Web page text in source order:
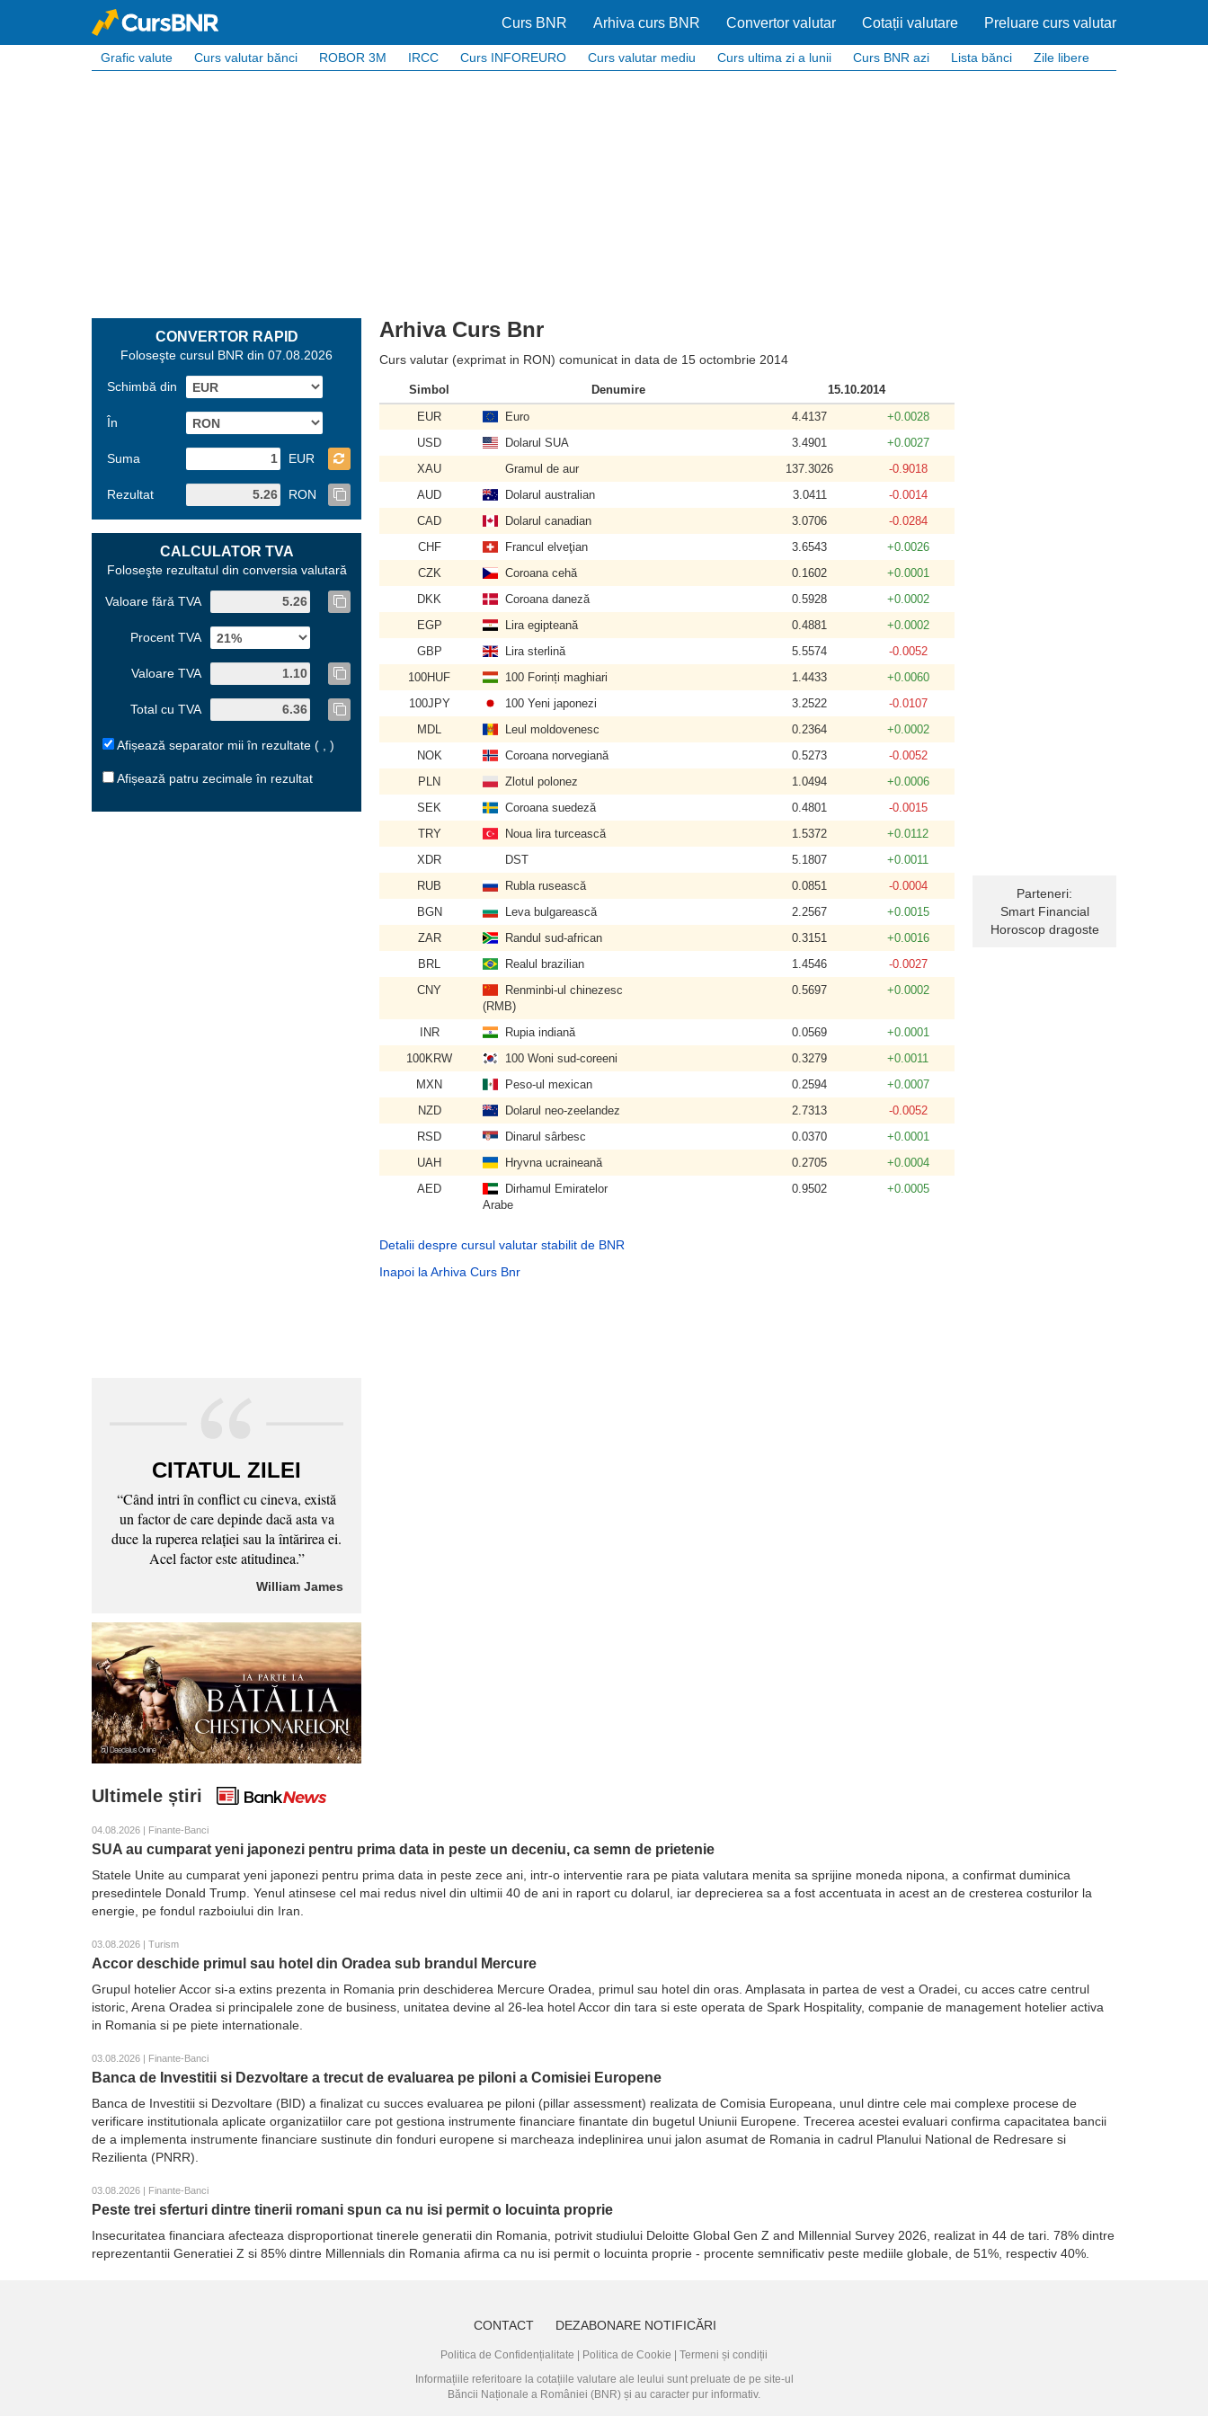
Curs BNR Arhiva curs BNR Convertor valutar Cotații valutare Preluare curs valutar
Grafic valute Curs valutar bănci ROBOR 3M IRCC Curs INFOREURO Curs valutar mediu Curs ultima zi a lunii Curs BNR azi Lista bănci Zile libere
CONVERTOR RAPID
Foloseşte cursul BNR din 07.08.2026
Schimbă din
În
Suma EUR
Rezultat RON
CALCULATOR TVA
Foloseşte rezultatul din conversia valutară
Valoare fără TVA
Procent TVA
Valoare TVA
Total cu TVA
Afișează separator mii în rezultate ( , )
Afișează patru zecimale în rezultat
CITATUL ZILEI
“Când intri în conflict cu cineva, există
un factor de care depinde dacă asta va
duce la ruperea relaţiei sau la întărirea ei.
Acel factor este atitudinea.”
William James
Arhiva Curs Bnr
Curs valutar (exprimat in RON) comunicat in data de 15 octombrie 2014
Simbol Denumire
15.10.2014
EUR
Euro 4.4137
+0.0028
USD
Dolarul SUA 3.4901
+0.0027
XAU
Gramul de aur 137.3026
-0.9018
AUD
Dolarul australian 3.0411
-0.0014
CAD
Dolarul canadian 3.0706
-0.0284
CHF
Francul elveţian 3.6543
+0.0026
CZK
Coroana cehă 0.1602
+0.0001
DKK
Coroana daneză 0.5928
+0.0002
EGP
Lira egipteană 0.4881
+0.0002
GBP
Lira sterlină 5.5574
-0.0052
100HUF
100 Forinți maghiari 1.4433
+0.0060
100JPY
100 Yeni japonezi 3.2522
-0.0107
MDL
Leul moldovenesc 0.2364
+0.0002
NOK
Coroana norvegiană 0.5273
-0.0052
PLN
Zlotul polonez 1.0494
+0.0006
SEK
Coroana suedeză 0.4801
-0.0015
TRY
Noua lira turcească 1.5372
+0.0112
XDR
DST 5.1807
+0.0011
RUB
Rubla rusească 0.0851
-0.0004
BGN
Leva bulgarească 2.2567
+0.0015
ZAR
Randul sud-african 0.3151
+0.0016
BRL
Realul brazilian 1.4546
-0.0027
CNY
Renminbi-ul chinezesc
(RMB)
0.5697 +0.0002
INR Rupia indiană 0.0569
+0.0001
100KRW
100 Woni sud-coreeni 0.3279
+0.0011
MXN
Peso-ul mexican 0.2594
+0.0007
NZD
Dolarul neo-zeelandez 2.7313
-0.0052
RSD
Dinarul sârbesc 0.0370
+0.0001
UAH
Hryvna ucraineană 0.2705
+0.0004
AED
Dirhamul Emiratelor
Arabe
0.9502 +0.0005
Detalii despre cursul valutar stabilit de BNR
Inapoi la Arhiva Curs Bnr
Parteneri:
Smart Financial
Horoscop dragoste
Ultimele știri
04.08.2026 | Finante-Banci
SUA au cumparat yeni japonezi pentru prima data in peste un deceniu, ca semn de prietenie
Statele Unite au cumparat yeni japonezi pentru prima data in peste zece ani, intr-o interventie rara pe piata valutara menita sa sprijine moneda nipona, a confirmat duminica
presedintele Donald Trump. Yenul atinsese cel mai redus nivel din ultimii 40 de ani in raport cu dolarul, iar deprecierea sa a fost accentuata in acest an de cresterea costurilor la
energie, pe fondul razboiului din Iran.
03.08.2026 | Turism
Accor deschide primul sau hotel din Oradea sub brandul Mercure
Grupul hotelier Accor si-a extins prezenta in Romania prin deschiderea Mercure Oradea, primul sau hotel din oras. Amplasata in partea de vest a Oradei, cu acces catre centrul
istoric, Arena Oradea si principalele zone de business, unitatea devine al 26-lea hotel Accor din tara si este operata de Spark Hospitality, companie de management hotelier activa
in Romania si pe piete internationale.
03.08.2026 | Finante-Banci
Banca de Investitii si Dezvoltare a trecut de evaluarea pe piloni a Comisiei Europene
Banca de Investitii si Dezvoltare (BID) a finalizat cu succes evaluarea pe piloni (pillar assessment) realizata de Comisia Europeana, unul dintre cele mai complexe procese de
verificare institutionala aplicate organizatiilor care pot gestiona instrumente financiare finantate din bugetul Uniunii Europene. Trecerea acestei evaluari confirma capacitatea bancii
de a implementa instrumente financiare sustinute din fonduri europene si marcheaza indeplinirea unui jalon asumat de Romania in cadrul Planului National de Redresare si
Rezilienta (PNRR).
03.08.2026 | Finante-Banci
Peste trei sferturi dintre tinerii romani spun ca nu isi permit o locuinta proprie
Insecuritatea financiara afecteaza disproportionat tinerele generatii din Romania, potrivit studiului Deloitte Global Gen Z and Millennial Survey 2026, realizat in 44 de tari. 78% dintre
reprezentantii Generatiei Z si 85% dintre Millennials din Romania afirma ca nu isi permit o locuinta proprie - procente semnificativ peste mediile globale, de 51%, respectiv 40%.
CONTACT DEZABONARE NOTIFICĂRI
Politica de Confidențialitate Politica de Cookie
Termeni și condiții
Informațiile referitoare la cotațiile valutare ale leului sunt preluate de pe site-ul
Băncii Naționale a României (BNR) și au caracter pur informativ.